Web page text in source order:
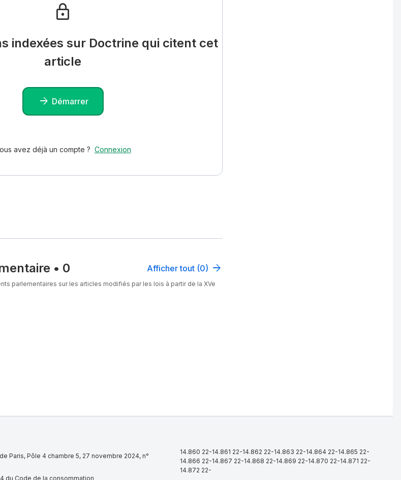
indexées sur Doctrine qui citent cet
article
Démarrer
avez déjà un compte ? Connexion
• 0 Afficher tout (0)
parlementaires sur les articles modifiés par les lois à partir de la XVe
Paris, Pôle 4 chambre 5, 27 novembre 2024, n°
du Code de la consommation
14.860 22-14.861 22-14.862 22-14.863 22-14.864 22-14.865 22-
14.866 22-14.867 22-14.868 22-14.869 22-14.870 22-14.871 22-
14.872 22-